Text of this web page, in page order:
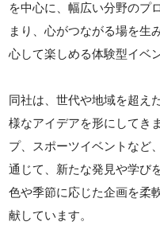
を中心に、幅広い分野のプ
まり、心がつながる場を生
心して楽しめる体験型イベ
同社は、世代や地域を超え
様なアイデアを形にしてき
プ、スポーツイベントなど
通じて、新たな発見や学び
色や季節に応じた企画を柔
献しています。